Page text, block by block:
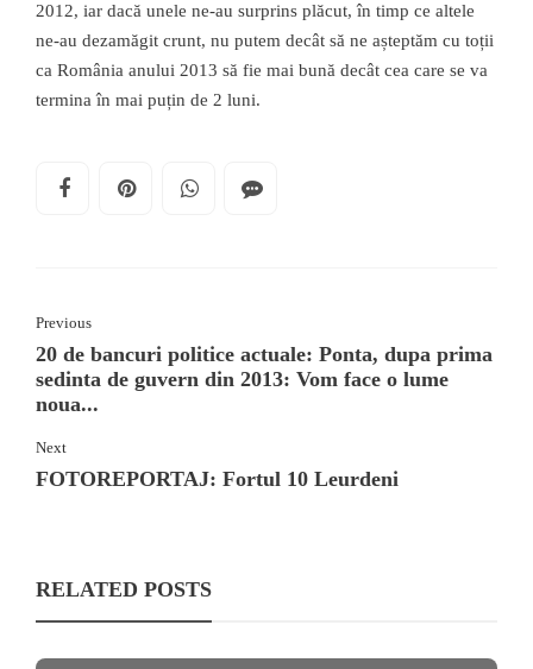
2012, iar dacă unele ne-au surprins plăcut, în timp ce altele
ne-au dezamăgit crunt, nu putem decât să ne așteptăm cu toții
ca România anului 2013 să fie mai bună decât cea care se va
termina în mai puțin de 2 luni.
Previous
20 de bancuri politice actuale: Ponta, dupa prima
sedinta de guvern din 2013: Vom face o lume
noua...
Next
FOTOREPORTAJ: Fortul 10 Leurdeni
RELATED POSTS